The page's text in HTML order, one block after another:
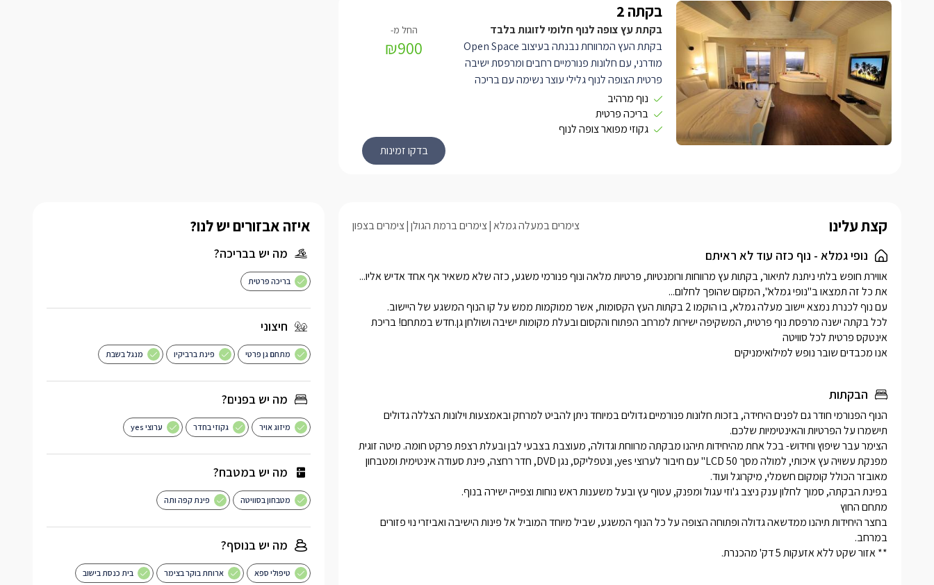
בקתה 2
בקתת עץ צופה לנוף חלומי לזוגות בלבד
בקתת העץ המרווחת נבנתה בעיצוב Open Space
מודרני, עם חלונות פנורמיים רחבים ומרפסת ישיבה
פרטית הצופה לנוף גלילי עוצר נשימה עם בריכה
פרטית, המעניקה פרטיות מלאה וחוויה של רוגע
ושלווה.
העיצוב הפנימי נקי ובהיר בגווני לבן, עם רצפת
משענות ראש נוחות ונוף פנורמי מרהיב – המקום
נוף מרהיב
בריכה פרטית
גקוזי מפואר צופה לנוף
₪900
קצת עלינו צימרים במעלה גמלא צימרים ברמת הגולן צימרים בצפון
נופי גמלא - נוף כזה עוד לא ראיתם
אנו מכבדים שובר נופש למילואימניקים
הבקתות
** אזור שקט ללא אזעקות 5 דק' מהכנרת.
איזה אבזורים יש לנו?
מה יש בבריכה?
בריכה פרטית
חיצוני
מתחם גן פרטי פינת ברביקיו מנגל בשבת
מה יש בפנים?
מיזוג אויר גקוזי בחדר ערוצי yes
מה יש במטבח?
מטבחון בסוויטה פינת קפה ותה
מה יש בנוסף?
טיפולי ספא ארוחת בוקר בצימר בית כנסת בישוב